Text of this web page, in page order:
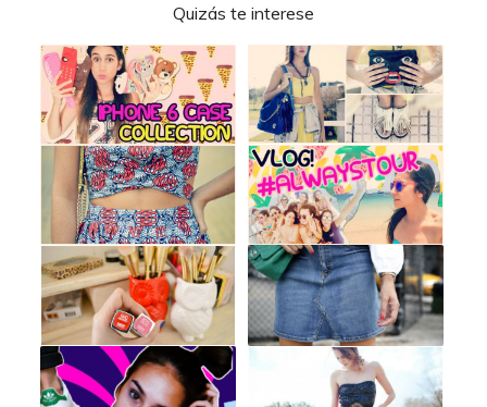
Quizás te interese